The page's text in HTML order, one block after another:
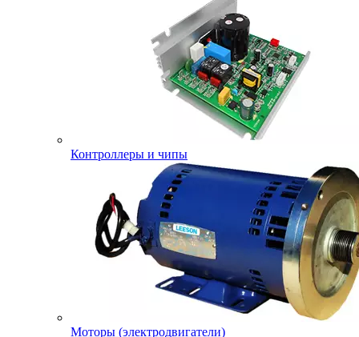
Контроллеры и чипы
Моторы (электродвигатели)